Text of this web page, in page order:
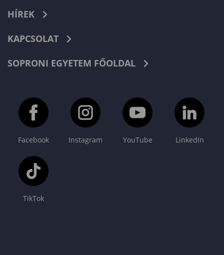
HÍREK
KAPCSOLAT
SOPRONI EGYETEM FŐOLDAL
Facebook Instagram YouTube LinkedIn
TikTok